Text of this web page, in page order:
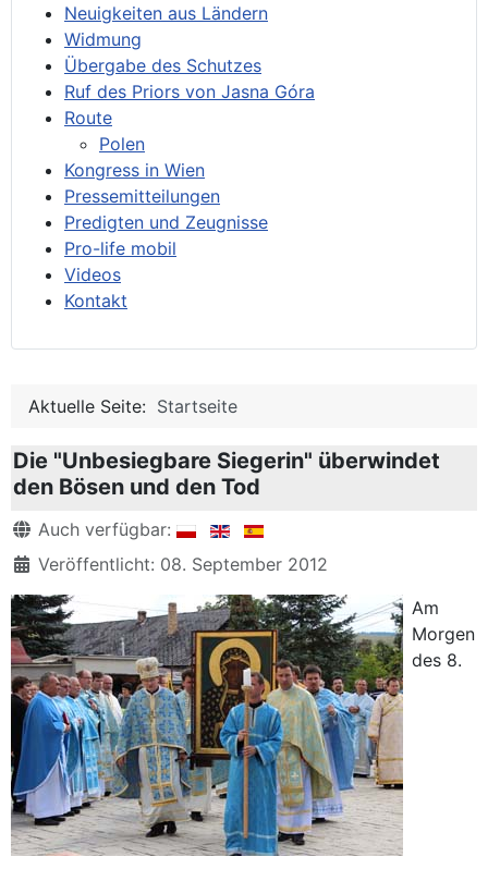
Neuigkeiten aus Ländern
Widmung
Übergabe des Schutzes
Ruf des Priors von Jasna Góra
Route
Polen
Kongress in Wien
Pressemitteilungen
Predigten und Zeugnisse
Pro-life mobil
Videos
Kontakt
Aktuelle Seite: Startseite
Die "Unbesiegbare Siegerin" überwindet
den Bösen und den Tod
DetailsAuch verfügbar:
Veröffentlicht: 08. September 2012
Am
Morgen
des 8.